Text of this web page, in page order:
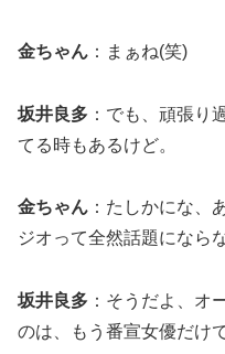
金ちゃん ：まぁね(笑)
坂井良多 ：でも、頑張り
てる時もあるけど。
金ちゃん ：たしかにな、
ジオって全然話題になら
坂井良多 ：そうだよ、オ
のは、もう番宣女優だけ